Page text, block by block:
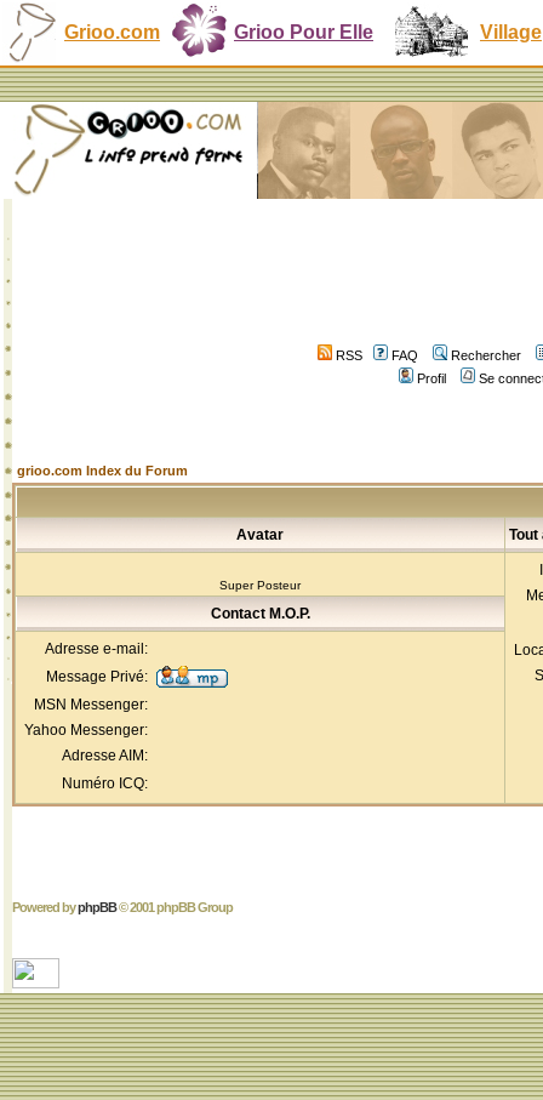
Grioo.com Grioo Pour Elle Village
RSS FAQ
Rechercher
Profil
Se
grioo.com Index du Forum
Avatar Tout
Super Posteur
Contact M.O.P.
Adresse e-mail:
Message Privé:
MSN Messenger:
Yahoo Messenger:
Adresse AIM:
Numéro ICQ:
Powered byphpBB© 2001 phpBB Group